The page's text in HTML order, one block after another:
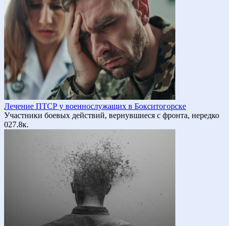
Лечение ПТСР у военнослужащих в Бокситогорске
Участники боевых действий, вернувшиеся с фронта, нередко
027.8к.